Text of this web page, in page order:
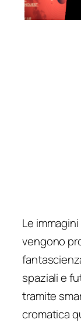
Le
vengono
spaziali e
tramite
cromatica